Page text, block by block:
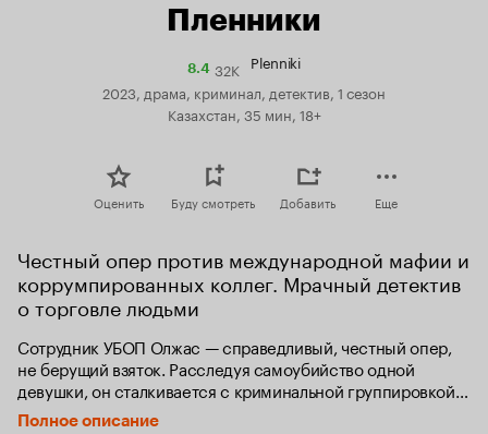
Пленники
8.4Рейтинг
8.4
32K Plenniki
2023, драма, криминал, детектив, 1 сезон
Казахстан, 35 мин, 18+
Оценить Буду смотреть Добавить Еще
Честный опер против международной мафии и
коррумпированных коллег. Мрачный детектив
о торговле людьми
Сотрудник УБОП Олжас — справедливый, честный опер,
не берущий взяток. Расследуя самоубийство одной
девушки, он сталкивается с криминальной группировкой,
которая похищает молодых женщин и вывозит
Полное описание